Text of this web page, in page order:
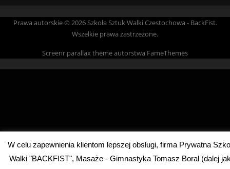
Prawa autorskie © 2026 Szkoła Sztuk Walki Czestochowa - BackFist.
Wszelkie prawa zastrzeżone.
Screenr parallax themeautorstwa FameThemes
W celu zapewnienia klientom lepszej obsługi, firma Prywatna
Walki "BACKFIST", Masaże - Gimnastyka Tomasz Boral (dalej